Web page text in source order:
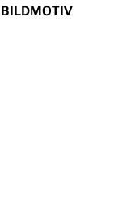
BILDMOTIV